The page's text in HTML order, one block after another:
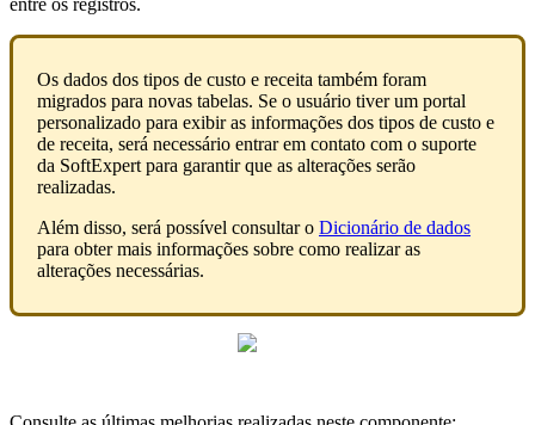
Os dados dos tipos de custo e receita também foram
migrados para novas tabelas. Se o usuário tiver um portal
personalizado para exibir as informações dos tipos de custo e
de receita, será necessário entrar em contato com o suporte
da SoftExpert para garantir que as alterações serão
realizadas.
Além disso, será possível consultar o Dicionário de dados
para obter mais informações sobre como realizar as
alterações necessárias.